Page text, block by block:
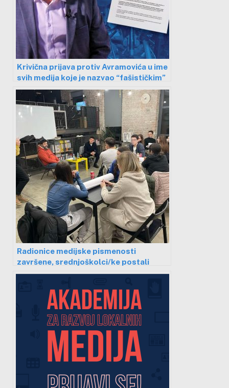
Krivična prijava protiv Avramovića u ime
svih medija koje je nazvao “fašističkim”
Radionice medijske pismenosti
završene, srednjoškolci/ke postali
vršnjački edukatori